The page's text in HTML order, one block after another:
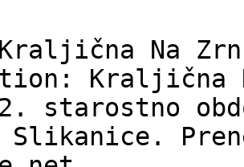
Na
Kraljična
starostno
Slikanice.